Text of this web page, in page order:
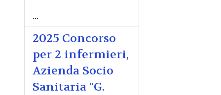
...
2025 Concorso
per 2 infermieri,
Azienda Socio
Sanitaria "G.